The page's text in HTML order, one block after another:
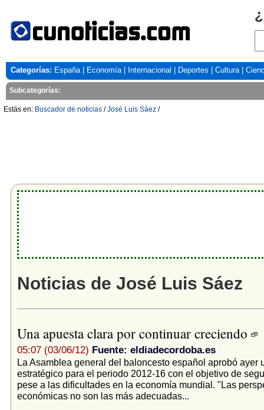
Categorías: España| Economía| Internacional Deportes Cultura|
Subcategorías:
Estás en: Buscador de noticias /José Luis Sáez /
Noticias de José Luis Sáez
Una apuesta clara por continuar creciendo
05:07 (03/06/12) Fuente: eldiadecordoba.es
La Asamblea general del baloncesto español aprobó ayer
estratégico para el periodo 2012-16 con el objetivo de
pese a las dificultades en la economía mundial. "Las
económicas no son las más adecuadas...